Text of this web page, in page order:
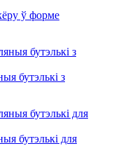
ў форме
бутэлькі з
бутэлькі для